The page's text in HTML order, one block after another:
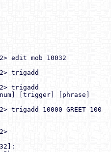
edit mob 10032
trigadd
trigadd
[trigger] [phrase]
trigadd 10000 GREET 100